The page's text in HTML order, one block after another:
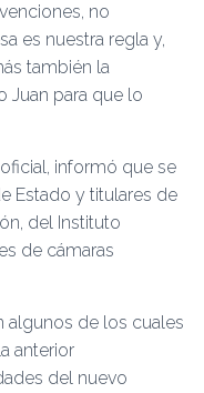
no
es nuestra regla y,
también la
Juan para que lo
informó que se
Estado y titulares de
del Instituto
de cámaras
algunos de los cuales
anterior
del nuevo